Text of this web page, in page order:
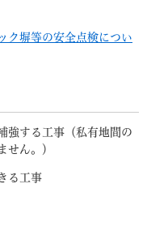
ク塀等の安全点検につい
強する工事（私有地間の
せん。）
る工事